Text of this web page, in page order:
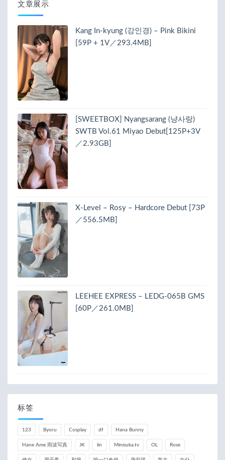
文章展示
Kang In-kyung (강인경) – Pink Bikini
[59P + 1V／293.4MB]
[SWEETBOX] Nyangsarang (냥사랑)
SWTB Vol.61 Miyao Debut[125P+3V
／2.93GB]
X-Level – Rosy – Hardcore Debut [73P
／556.5MB]
LEEHEE EXPRESS – LEDG-065B GMS
[60P／261.0MB]
标签
123 Byoru Cosplay df Hana Bunny
Hane Ame 雨波写真 JK lin Minisuka.tv OL Rose